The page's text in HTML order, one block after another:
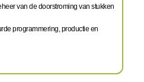
van de doorstroming van stukken
programmering, productie en